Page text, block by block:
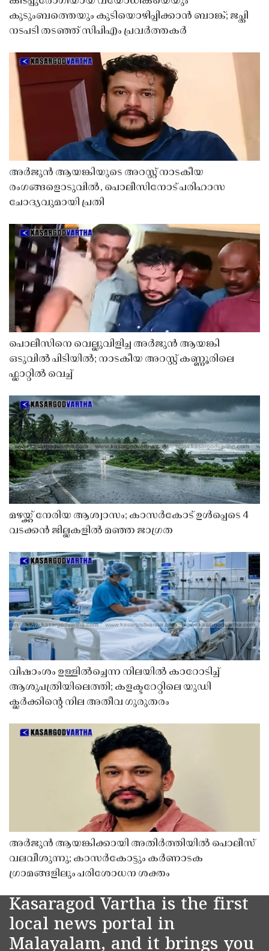
കുടുംബത്തെയും കുടിയൊഴിപ്പിക്കാൻ ബാങ്ക്; ജപ്തി
നടപടി തടഞ്ഞ് സിപിഎം പ്രവർത്തകർ
അർജുൻ ആയങ്കിയുടെ അറസ്റ്റ് നാടകീയ
രംഗങ്ങളൊടുവിൽ, പൊലീസിനോട് പരിഹാസ
ചോദ്യവുമായി പ്രതി
പൊലീസിനെ വെല്ലുവിളിച്ച അർജുൻ ആയങ്കി
ഒടുവിൽ പിടിയിൽ; നാടകീയ അറസ്റ്റ് കണ്ണൂരിലെ
ഫ്ലാറ്റിൽ വെച്ച്
മഴയ്ക്ക് നേരിയ ആശ്വാസം; കാസർകോട് ഉൾപ്പെടെ 4
വടക്കൻ ജില്ലകളിൽ മഞ്ഞ ജാഗ്രത
വിഷാംശം ഉള്ളിൽച്ചെന്ന നിലയിൽ കാറോടിച്ച്
ആശുപത്രിയിലെത്തി; കളക്ടറേറ്റിലെ യുഡി
ക്ലർക്കിൻ്റെ നില അതീവ ഗുരുതരം
അർജുൻ ആയങ്കിക്കായി അതിർത്തിയിൽ പൊലീസ്
വലവീശുന്നു; കാസർകോട്ടും കർണാടക
ഗ്രാമങ്ങളിലും പരിശോധന ശക്തം
Kasaragod Vartha is the first
local news portal in
Malayalam, and it brings you